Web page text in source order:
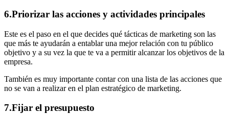
6.Priorizar las acciones y actividades principales
Este es el paso en el que decides qué tácticas de marketing son las
que más te ayudarán a entablar una mejor relación con tu público
objetivo y a su vez la que te va a permitir alcanzar los objetivos de la
empresa.
También es muy importante contar con una lista de las acciones que
no se van a realizar en el plan estratégico de marketing.
7.Fijar el presupuesto